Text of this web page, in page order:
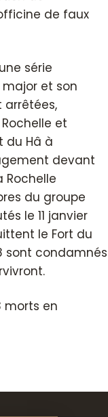
de faux
série
et son
arrêtées,
et
du Hâ à
devant
Rochelle
du groupe
le 11 janvier
le Fort du
sont condamnés
morts en